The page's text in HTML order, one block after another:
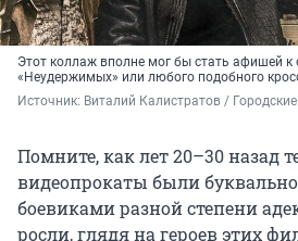
Этот коллаж вполне мог бы стать афишей к
«Неудержимых» или любого подобного
Источник: Виталий Калистратов /
Помните, как лет 20–30 назад
видеопрокаты были
боевиками разной степени
росли, глядя на героев этих